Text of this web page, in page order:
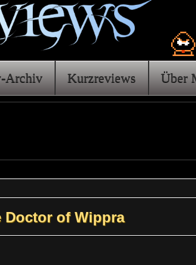
Archiv Kurzreviews Über
Doctor of Wippra